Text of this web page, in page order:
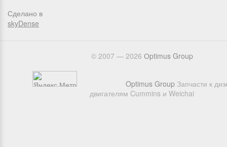
Сделано в
skyDense
© 2007 — 2026 Оptimus Group
Optimus Group Запчасти к
двигателям Cummins и Weichai